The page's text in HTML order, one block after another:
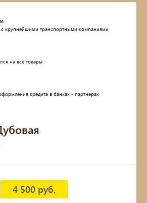
старением
и диваны
с крупнейшими транспортными компаниями
на все товары
кредита в банках - партнерах
4 500 руб.